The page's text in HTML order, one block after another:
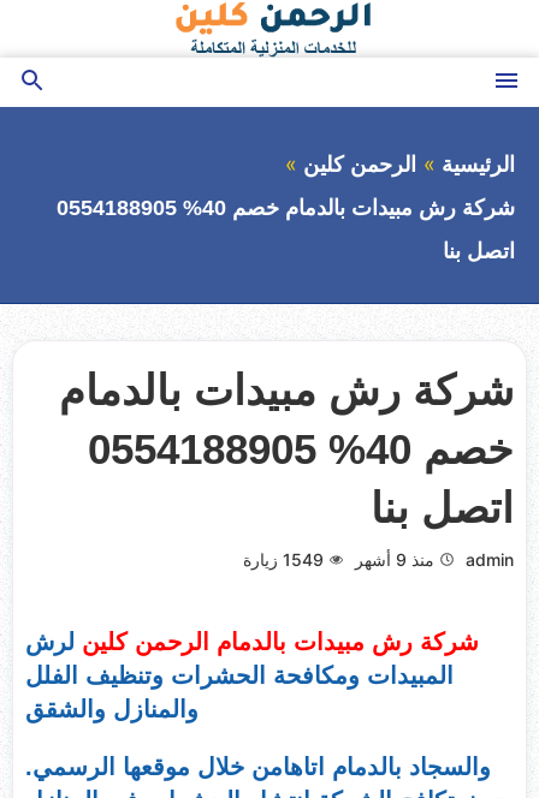
إلى
القائمة
بحث
الرئيسية
الرحمن كلين
شركة رش مبيدات بالدمام خصم 40% 0554188905
اتصل بنا
شركة رش مبيدات بالدمام
خصم 40% 0554188905
اتصل بنا
admin منذ 9 أشهر 1549 زيارة
شركة رش مبيدات بالدمام الرحمن كلين لرش
المبيدات ومكافحة الحشرات وتنظيف الفلل
والمنازل والشقق
والسجاد بالدمام اتاهامن خلال موقعها الرسمي.